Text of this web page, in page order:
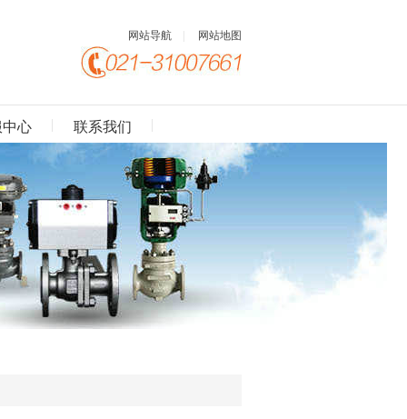
网站导航 网站地图
心 联系我们